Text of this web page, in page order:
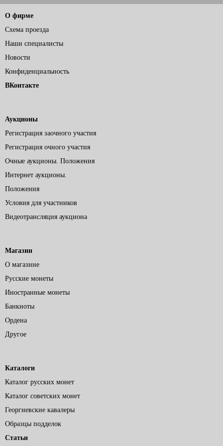
О фирме
Схема проезда
Наши специалисты
Новости
Конфиденциальность
ВКонтакте
Аукционы
Регистрация заочного участия
Регистрация очного участия
Очные аукционы. Положения
Интернет аукционы.
Положения
Условия для участников
Видеотрансляция аукциона
Магазин
О магазине
Русские монеты
Иностранные монеты
Банкноты
Ордена
Другое
Каталоги
Каталог русских монет
Каталог советских монет
Георгиевские кавалеры
Образцы подделок
Статьи